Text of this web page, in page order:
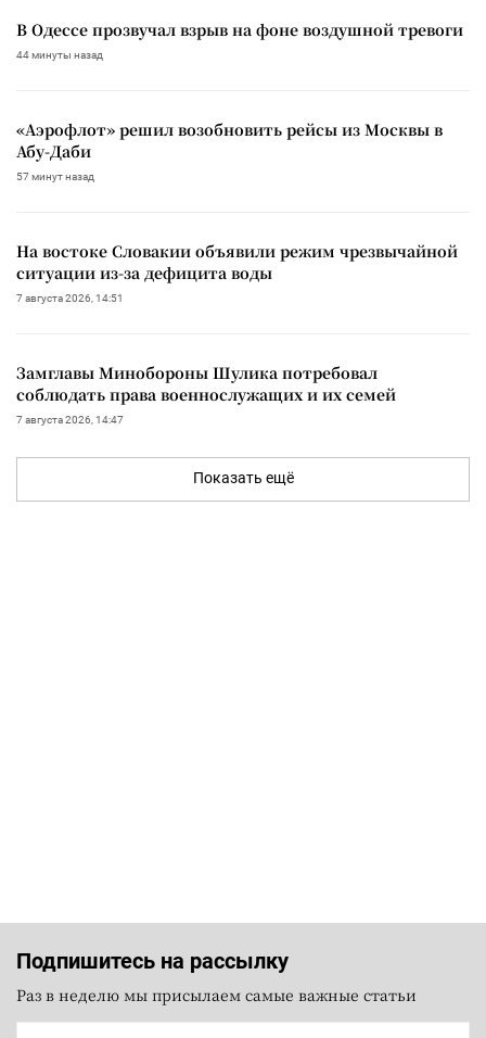
В Одессе прозвучал взрыв на фоне воздушной тревоги
44 минуты назад
«Аэрофлот» решил возобновить рейсы из Москвы в
Абу-Даби
57 минут назад
На востоке Словакии объявили режим чрезвычайной
ситуации из-за дефицита воды
7 августа 2026, 14:51
Замглавы Минобороны Шулика потребовал
соблюдать права военнослужащих и их семей
7 августа 2026, 14:47
Показать ещё
Подпишитесь на рассылку
Раз в неделю мы присылаем самые важные статьи